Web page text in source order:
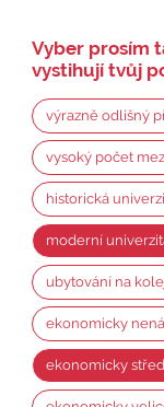
Vyber prosím
vystihují tvůj
výrazně odlišný
vysoký počet
historická
moderní
ubytování na
ekonomicky
ekonomicky